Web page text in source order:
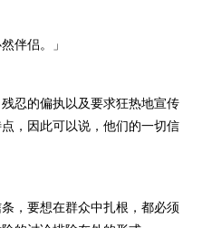
伴侣。」
忍的偏执以及要求狂热地宣传
，因此可以说，他们的一切信
，要想在群众中扎根，都必须